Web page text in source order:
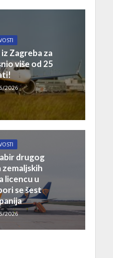
Zagreba za
više od 25
2026
drugog
licencu u
se šest
2026